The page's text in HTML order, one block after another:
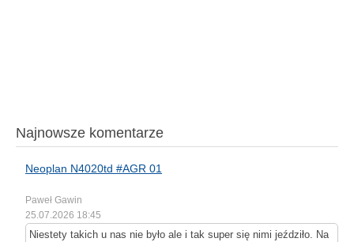
Najnowsze komentarze
Neoplan N4020td #AGR 01
Paweł Gawin
25.07.2026 18:45
Niestety takich u nas nie było ale i tak super się nimi jeździło. Na